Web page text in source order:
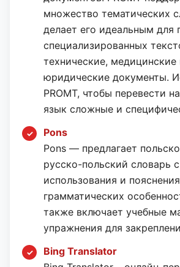
множество тематических
делает его идеальным для
специализированных
технические, медицинские
юридические документы.
PROMT, чтобы перевести
язык сложные и
Pons
Pons — предлагает
русско-польский словарь
использования и
грамматических
также включает учебные
упражнения для
Bing Translator